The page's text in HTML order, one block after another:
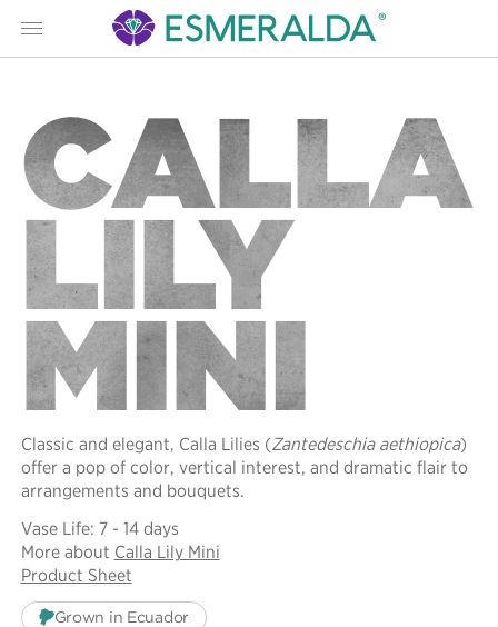
Menu
CALLA
LILY
MINI
Classic and elegant, Calla Lilies (Zantedeschia aethiopica)
offer a pop of color, vertical interest, and dramatic flair to
arrangements and bouquets.
Vase Life: 7 - 14 days
More about Calla Lily Mini
Product Sheet
Grown in Ecuador